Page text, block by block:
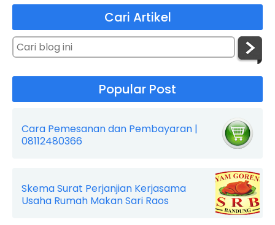
Cari Artikel
Popular Post
Cara Pemesanan dan Pembayaran |
08112480366
Skema Surat Perjanjian Kerjasama
Usaha Rumah Makan Sari Raos